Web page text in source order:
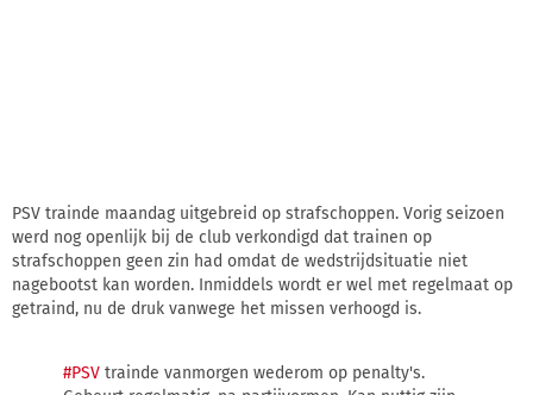
PSV trainde maandag uitgebreid op strafschoppen. Vorig seizoen
werd nog openlijk bij de club verkondigd dat trainen op
strafschoppen geen zin had omdat de wedstrijdsituatie niet
nagebootst kan worden. Inmiddels wordt er wel met regelmaat op
getraind, nu de druk vanwege het missen verhoogd is.
#PSVtrainde vanmorgen wederom op penalty's.